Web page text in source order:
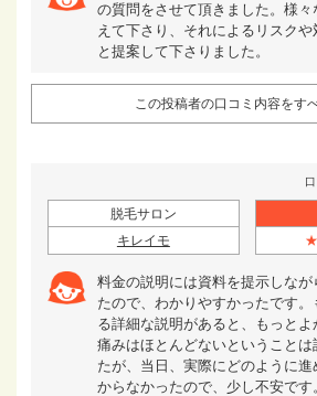
の質問をさせて頂きました。様
えて下さり、それによるリスクや
と提案して下さりました。
この投稿者の口コミ内容をす
脱毛サロン
キレイモ
料金の説明には資料を提示しなが
たので、わかりやすかったです
る詳細な説明があると、もっとよ
痛みはほとんどないということは
たが、当日、実際にどのように
からなかったので、少し不安です